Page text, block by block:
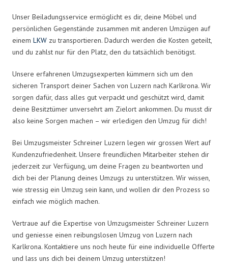
Unser Beiladungsservice ermöglicht es dir, deine Möbel und
persönlichen Gegenstände zusammen mit anderen Umzügen auf
einem LKW zu transportieren. Dadurch werden die Kosten geteilt,
und du zahlst nur für den Platz, den du tatsächlich benötigst.
Unsere erfahrenen Umzugsexperten kümmern sich um den
sicheren Transport deiner Sachen von Luzern nach Karlkrona. Wir
sorgen dafür, dass alles gut verpackt und geschützt wird, damit
deine Besitztümer unversehrt am Zielort ankommen. Du musst dir
also keine Sorgen machen – wir erledigen den Umzug für dich!
Bei Umzugsmeister Schreiner Luzern legen wir grossen Wert auf
Kundenzufriedenheit. Unsere freundlichen Mitarbeiter stehen dir
jederzeit zur Verfügung, um deine Fragen zu beantworten und
dich bei der Planung deines Umzugs zu unterstützen. Wir wissen,
wie stressig ein Umzug sein kann, und wollen dir den Prozess so
einfach wie möglich machen.
Vertraue auf die Expertise von Umzugsmeister Schreiner Luzern
und geniesse einen reibungslosen Umzug von Luzern nach
Karlkrona. Kontaktiere uns noch heute für eine individuelle Offerte
und lass uns dich bei deinem Umzug unterstützen!